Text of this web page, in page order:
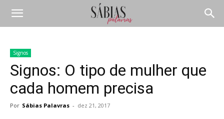
Signos
Signos: O tipo de mulher que
cada homem precisa
Por Sábias Palavras - dez 21, 2017